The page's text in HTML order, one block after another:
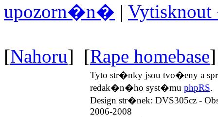
upozorn�n� |
[Nahoru] [Rape homebase]
Tyto str�nky jsou tvo�eny a
redak�n�ho syst�mu phpRS.
Design str�nek: DVS305cz -
2006-2008